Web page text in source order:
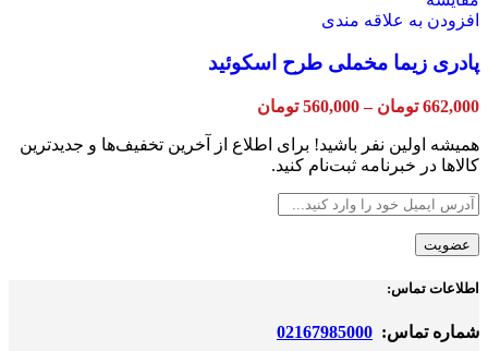
انواع
می
گزینه
ممکن
است
صفحه
افزودن به علاقه مندی
پادری زیما مخملی طرح اسکوئید
662,000 تومان –
560,000 تومان
560,000 تومان
همیشه اولین نفر باشید! برای اطلاع از آخرین تخفیف‌ها و جدیدترین
کالاها در خبرنامه ثبت‌نام کنید.
اطلاعات تماس:
شماره تماس: 02167985000